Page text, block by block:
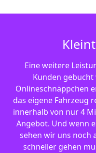
Eine weitere
Kunden
Onlineschnäppchen
das eigene Fahrzeug
innerhalb von nur 4
Angebot. Und wenn
sehen wir uns noch
schneller gehen